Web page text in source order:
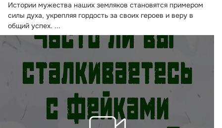
Истории мужества наших земляков становятся примером
силы духа, укрепляя гордость за своих героев и веру в
общий успех. ...